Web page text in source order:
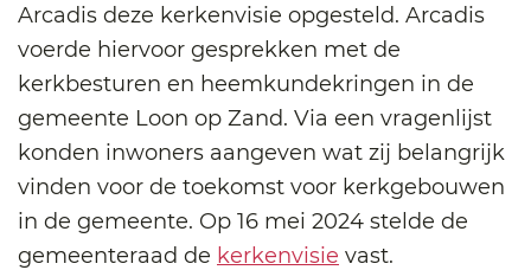
Arcadis deze kerkenvisie opgesteld. Arcadis
voerde hiervoor gesprekken met de
kerkbesturen en heemkundekringen in de
gemeente Loon op Zand. Via een vragenlijst
konden inwoners aangeven wat zij belangrijk
vinden voor de toekomst voor kerkgebouwen
in de gemeente. Op 16 mei 2024 stelde de
gemeenteraad de kerkenvisie vast.